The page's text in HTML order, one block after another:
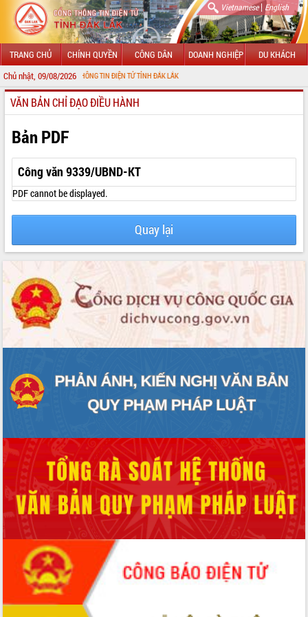
Vietnamese| English
TRANG CHỦ CHÍNH QUYỀN CÔNG DÂN DOANH NGHIỆP DU KHÁCH
Chủ nhật, 09/08/2026
VỚI CỔNG THÔNG TIN ĐIỆN TỬ TỈNH ĐẮK LẮK
GIỚI THIỆU
LÃNH ĐẠO UBND TỈNH
TIN TỨC SỰ KIỆN
SỞ, BAN, NGÀNH
UBND CÁC XÃ, PHƯỜNG
THÔNG TIN CHỈ ĐẠO ĐIỀU HÀNH
VĂN BẢN HĐND TỈNH
ĐIỂM TIN VĂN BẢN
VĂN BẢN CHỈ ĐẠO ĐIỀU HÀNH
Bản PDF
Công văn 9339/UBND-KT
PDF cannot be displayed.
Quay lại